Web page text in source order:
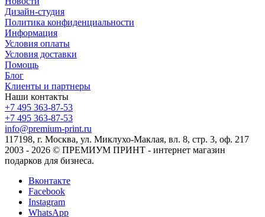
Дизайн-студия
Политика конфиденциальности
Информация
Условия оплаты
Условия доставки
Помощь
Блог
Клиенты и партнеры
Наши контакты
+7 495 363-87-53
+7 495 363-87-53
info@premium-print.ru
117198, г. Москва, ул. Миклухо-Маклая, вл. 8, стр. 3, оф. 217
2003 - 2026 © ПРЕМИУМ ПРИНТ - интернет магазин
подарков для бизнеса.
Вконтакте
Facebook
Instagram
WhatsApp